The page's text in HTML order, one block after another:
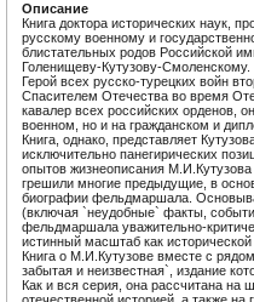
Описание
Книга доктора исторических наук,
русскому военному и
блистательных родов Российской
Голенищеву-Кутузову-Смоленскому.
Герой всех русско-турецких войн
Спасителем Отечества во время
кавалер всех российских орденов,
военном, но и на гражданском и
Книга, однако, представляет
исключительно панегирических
опытов жизнеописания
грешили многие предыдущие, в
биографии фельдмаршала.
(включая `неудобные` факты,
фельдмаршала уважительно-
истинный масштаб как исторической
Книга о М.И.Кутузове вместе с
забытая и неизвестная`, издание
Как и вся серия, она рассчитана на